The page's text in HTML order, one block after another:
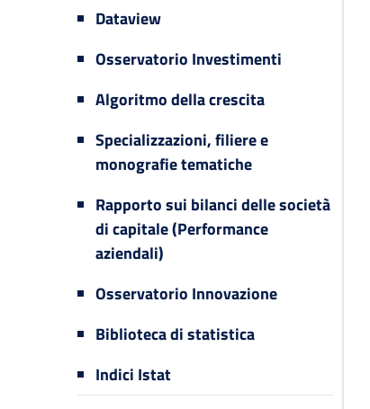
Dataview
Osservatorio Investimenti
Algoritmo della crescita
Specializzazioni, filiere e
monografie tematiche
Rapporto sui bilanci delle società
di capitale (Performance
aziendali)
Osservatorio Innovazione
Biblioteca di statistica
Indici Istat